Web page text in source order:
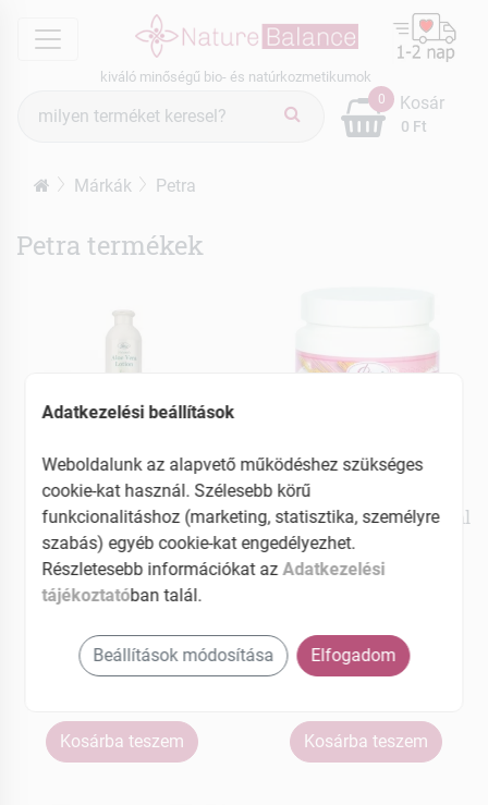
menu
kiváló minőségű bio- és natúrkozmetikumok
keresés
0
0 Ft
Kosár
Márkák Petra
Petra termékek
Petra
Aloe vera testápoló 500
ml
1709 Ft
Elérhetõ
Kosárba teszem
E-vitaminos krém 500 ml
2169 Ft
Elérhetõ
Kosárba teszem
Adatkezelési beállítások
Weboldalunk az alapvető működéshez szükséges
cookie-kat használ. Szélesebb körű
funkcionalitáshoz (marketing, statisztika, személyre
szabás) egyéb cookie-kat engedélyezhet.
Részletesebb információkat az Adatkezelési
tájékoztatóban talál.
Beállítások módosítása Elfogadom